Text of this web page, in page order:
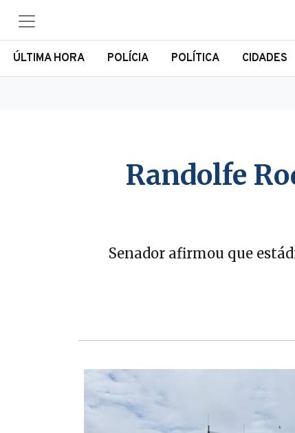
ÚLTIMA HORA POLÍCIA POLÍTICA CIDADES
Randolfe
Senador afirmou que